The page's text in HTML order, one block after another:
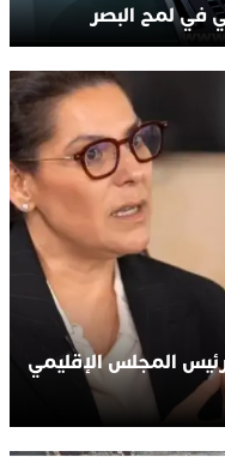
في لمح البصر
المجلس الإقليمي